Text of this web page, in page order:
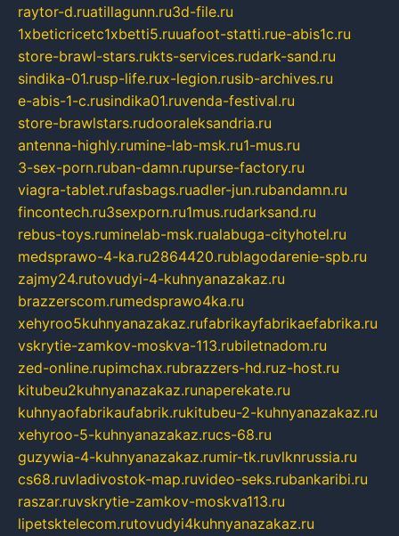
raytor-d.ruatillagunn.ru3d-file.ru
1xbeticricetc1xbetti5.ruuafoot-statti.rue-abis1c.ru
store-brawl-stars.rukts-services.rudark-sand.ru
sindika-01.rusp-life.rux-legion.rusib-archives.ru
e-abis-1-c.rusindika01.ruvenda-festival.ru
store-brawlstars.rudooraleksandria.ru
antenna-highly.rumine-lab-msk.ru1-mus.ru
3-sex-porn.ruban-damn.rupurse-factory.ru
viagra-tablet.rufasbags.ruadler-jun.rubandamn.ru
fincontech.ru3sexporn.ru1mus.rudarksand.ru
rebus-toys.ruminelab-msk.rualabuga-cityhotel.ru
medsprawo-4-ka.ru2864420.rublagodarenie-spb.ru
zajmy24.rutovudyi-4-kuhnyanazakaz.ru
brazzerscom.rumedsprawo4ka.ru
xehyroo5kuhnyanazakaz.rufabrikayfabrikaefabrika.ru
vskrytie-zamkov-moskva-113.rubiletnadom.ru
zed-online.rupimchax.rubrazzers-hd.ruz-host.ru
kitubeu2kuhnyanazakaz.runaperekate.ru
kuhnyaofabrikaufabrik.rukitubeu-2-kuhnyanazakaz.ru
xehyroo-5-kuhnyanazakaz.rucs-68.ru
guzywia-4-kuhnyanazakaz.rumir-tk.ruvlknrussia.ru
cs68.ruvladivostok-map.ruvideo-seks.rubankaribi.ru
raszar.ruvskrytie-zamkov-moskva113.ru
lipetsktelecom.rutovudyi4kuhnyanazakaz.ru